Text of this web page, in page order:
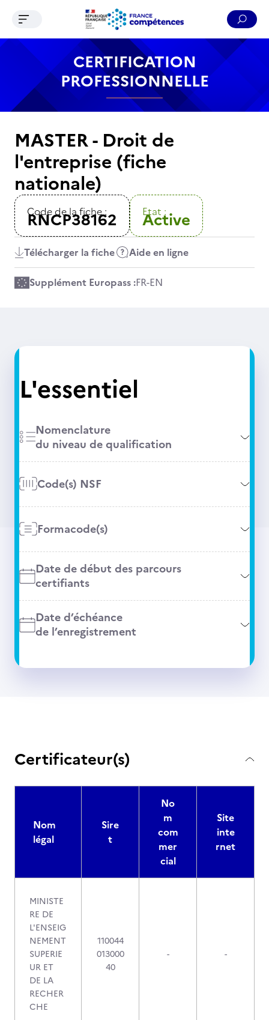
Contenu Recherche Menu Pied de page
Ouvrir le menu de navigation
CERTIFICATION
PROFESSIONNELLE
MASTER - Droit de
l'entreprise (fiche
nationale)
Code de la fiche :
RNCP38162 Etat :
Active
Télécharger la fiche Aide en ligne
Supplément Europass :FR-EN
L'essentiel
Nomenclature
du niveau de qualification
Code(s) NSF
Formacode(s)
Date de début des parcours
certifiants
Date d’échéance
de l’enregistrement
Certificateur(s)
Nom
légal
Sire
t
No
m
com
mer
cial
Site
inte
rnet
MINISTE
RE DE
L'ENSEIG
NEMENT
SUPERIE
UR ET
DE LA
RECHER
CHE
110044
013000
40
- -